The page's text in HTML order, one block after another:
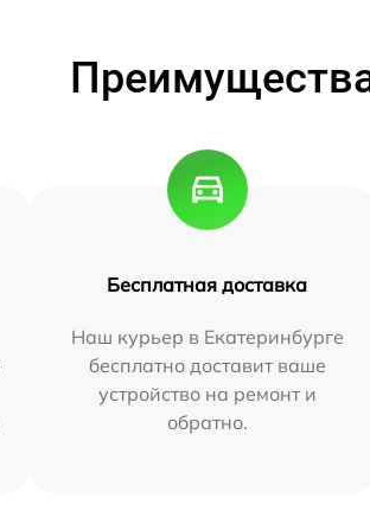
Бесплатная доставка
Наш курьер в Екатеринбурге
бесплатно доставит ваше
устройство на ремонт и
обратно.